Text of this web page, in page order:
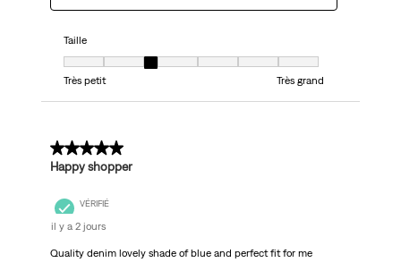
Taille
Taille, 3 sur 7, où 1 est égal à Très petit et 7 est égal à Très grand
Très petit
Très grand
5 sur 5 étoiles.
Happy shopper
VÉRIFIÉ
il y a 2 jours
Quality denim lovely shade of blue and perfect fit for me